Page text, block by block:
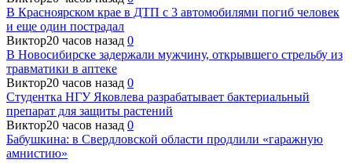
В Красноярском крае в ДТП с 3 автомобилями погиб человек
и еще один пострадал
Виктор20 часов назад 0
В Новосибирске задержали мужчину, открывшего стрельбу из
травматики в аптеке
Виктор20 часов назад 0
Студентка НГУ Яковлева разрабатывает бактериальный
препарат для защиты растений
Виктор20 часов назад 0
Бабушкина: в Свердловской области продлили «гаражную
амнистию»